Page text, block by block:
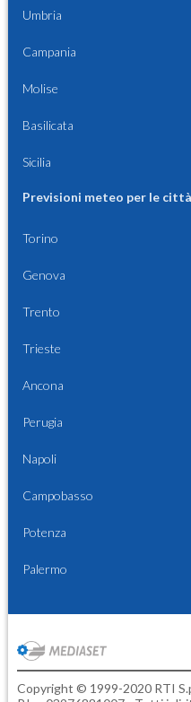
Umbria
Campania
Molise
Basilicata
Sicilia
Previsioni meteo per le
Torino
Genova
Trento
Trieste
Ancona
Perugia
Napoli
Campobasso
Potenza
Palermo
Copyright © 1999-2020 RTI